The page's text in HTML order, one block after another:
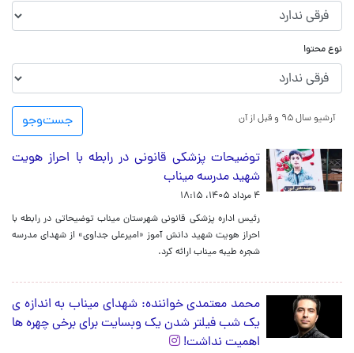
نوع محتوا
جست‌و‌جو آرشیو سال ۹۵ و قبل از آن
توضیحات پزشکی قانونی در رابطه با احراز هویت
شهید مدرسه میناب
۴ مرداد ۱۴۰۵، ۱۸:۱۵
رئیس اداره پزشکی قانونی شهرستان میناب توضیحاتی در رابطه با
احراز هویت شهید دانش آموز «امیرعلی جداوی» از شهدای مدرسه
شجره طیبه میناب ارائه کرد.
محمد معتمدی خواننده: شهدای میناب به اندازه ی
یک شب فیلتر شدن یک وبسایت برای برخی چهره ها
اهمیت نداشت!